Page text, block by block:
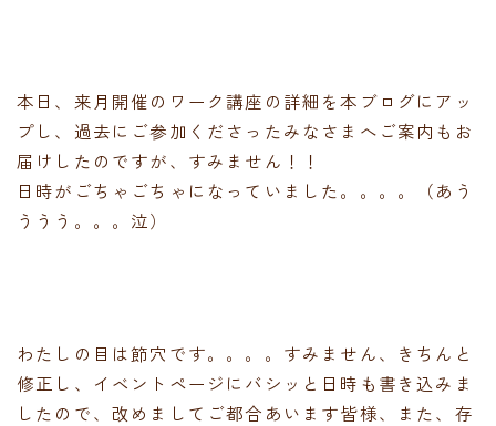
本日、来月開催のワーク講座の詳細を本ブログにアッ
プし、過去にご参加くださったみなさまへご案内もお
届けしたのですが、すみません！！
日時がごちゃごちゃになっていました。。。。（あう
ううう。。。泣）
わたしの目は節穴です。。。。すみません、きちんと
修正し、イベントページにバシッと日時も書き込みま
したので、改めましてご都合あいます皆様、また、存